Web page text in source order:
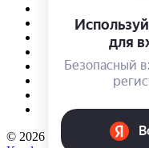
© 2026 Интернет-